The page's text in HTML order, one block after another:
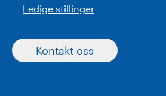
Ledige stillinger
Kontakt oss